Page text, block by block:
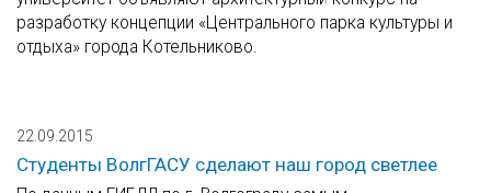
разработку концепции «Центрального парка культуры и
отдыха» города Котельниково.
22.09.2015
Студенты ВолгГАСУ сделают наш город светлее